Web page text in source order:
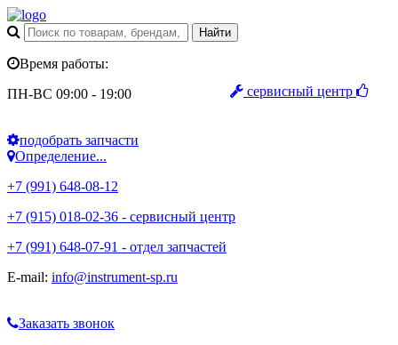
сервисный центр
Время работы:
ПН-ВС 09:00 - 19:00
подобрать запчасти
Определение...
+7 (991) 648-08-12
+7 (915) 018-02-36 - сервисный центр
+7 (991) 648-07-91 - отдел запчастей
E-mail: info@instrument-sp.ru
Заказать звонок